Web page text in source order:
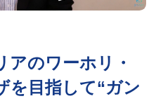
アのワーホリ・
を目指して“ガン